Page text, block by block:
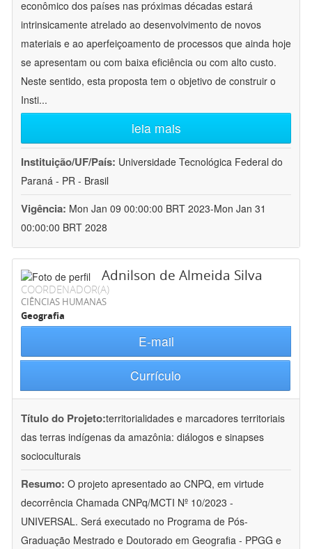
econômico dos países nas próximas décadas estará
intrinsicamente atrelado ao desenvolvimento de novos
materiais e ao aperfeiçoamento de processos que ainda hoje
se apresentam ou com baixa eficiência ou com alto custo.
Neste sentido, esta proposta tem o objetivo de construir o
Insti...
leia mais
Instituição/UF/País: Universidade Tecnológica Federal do
Paraná - PR - Brasil
Vigência: Mon Jan 09 00:00:00 BRT 2023-Mon Jan 31
00:00:00 BRT 2028
Adnilson de Almeida Silva
COORDENADOR(A)
CIÊNCIAS HUMANAS
Geografia
E-mail
Currículo
Título do Projeto:territorialidades e marcadores territoriais
das terras indígenas da amazônia: diálogos e sinapses
socioculturais
Resumo: O projeto apresentado ao CNPQ, em virtude
decorrência Chamada CNPq/MCTI Nº 10/2023 -
UNIVERSAL. Será executado no Programa de Pós-
Graduação Mestrado e Doutorado em Geografia - PPGG e